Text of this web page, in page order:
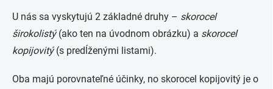
U nás sa vyskytujú 2 základné druhy – skorocel
širokolistý(ako ten na úvodnom obrázku) a skorocel
kopijovitý(s predĺženými listami).
Oba majú porovnateľné účinky, no skorocel kopijovitý je o